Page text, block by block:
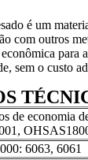
é um
com outros
para
sem o custo
de economia
6063, 6061